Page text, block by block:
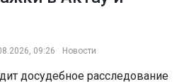
09:26 Новости
досудебное расследование